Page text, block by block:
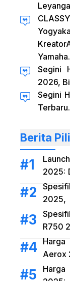
Segini
2026,
Segini
Berita
2025:
2025,
R750
Harga
Aerox
Harga